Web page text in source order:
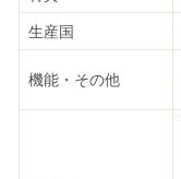
生産国
機能・その他